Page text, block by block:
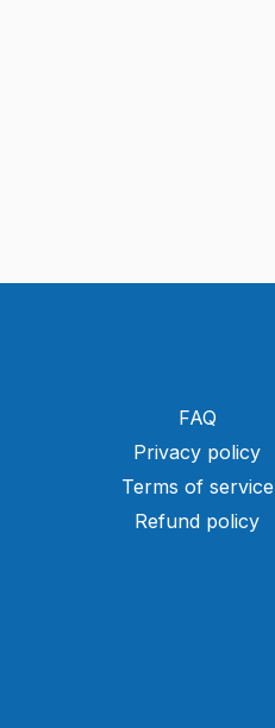
FAQ
Privacy policy
Terms of service
Refund policy